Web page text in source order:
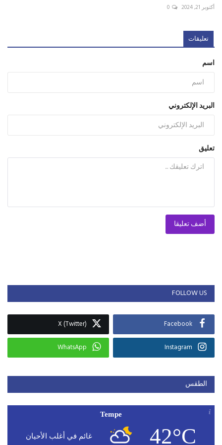
أكتوبر 21, 2024 0
تعليقات
اسم
البريد الإلكتروني
تعليق
أضف تعليقا
FOLLOW US
Facebook
X (Twitter)
Instagram
WhatsApp
الطقس
Tempe
42°C غائم في أغلب الأحيان